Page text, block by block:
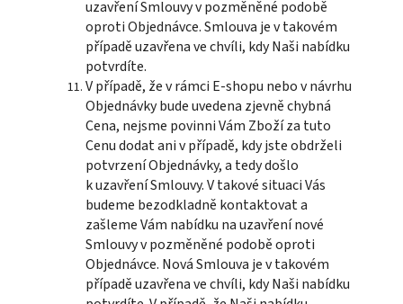
uzavření Smlouvy v pozměněné podobě
oproti Objednávce. Smlouva je v takovém
případě uzavřena ve chvíli, kdy Naši nabídku
potvrdíte.
V případě, že v rámci E-shopu nebo v návrhu
Objednávky bude uvedena zjevně chybná
Cena, nejsme povinni Vám Zboží za tuto
Cenu dodat ani v případě, kdy jste obdrželi
potvrzení Objednávky, a tedy došlo
k uzavření Smlouvy. V takové situaci Vás
budeme bezodkladně kontaktovat a
zašleme Vám nabídku na uzavření nové
Smlouvy v pozměněné podobě oproti
Objednávce. Nová Smlouva je v takovém
případě uzavřena ve chvíli, kdy Naši nabídku